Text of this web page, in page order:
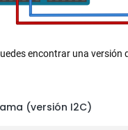
encontrar una versión
(versión I2C)